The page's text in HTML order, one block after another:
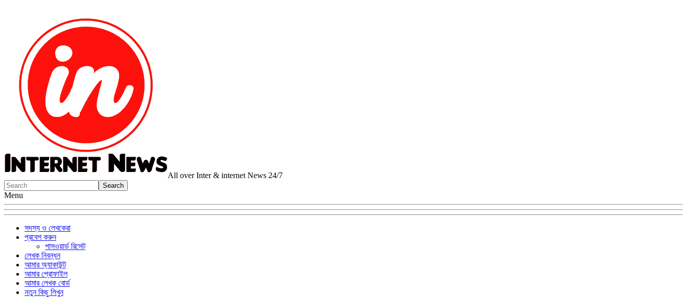
All over Inter & internet News 24/7
Menu
সদস্য ও লেখকেরা
প্রবেশ করুন
পাসওয়ার্ড রিসেট
লেখক নিবন্ধন
আমার অ্যাকাউন্ট
আমার প্রোফাইল
আমার লেখক বোর্ড
নতুন কিছু লিখুন